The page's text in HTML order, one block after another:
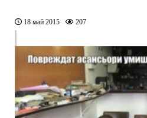
18 май 2015 207